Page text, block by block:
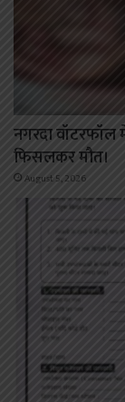
नगरदा वॉटरफॉल
फिसलकर मौत।
August 5, 2026